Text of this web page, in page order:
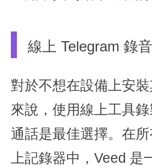
線上 Telegram 錄
對於不想在設備上安
來說，使用線上工具
通話是最佳選擇。在
上記錄器中，Veed 是